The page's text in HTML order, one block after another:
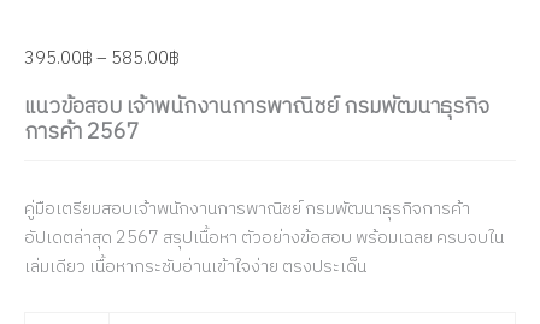
395.00฿– 585.00฿
แนวข้อสอบ เจ้าพนักงานการพาณิชย์ กรมพัฒนาธุรกิจ
การค้า 2567
คู่มือเตรียมสอบเจ้าพนักงานการพาณิชย์ กรมพัฒนาธุรกิจการค้า
อัปเดตล่าสุด 2567 สรุปเนื้อหา ตัวอย่างข้อสอบ พร้อมเฉลย ครบจบใน
เล่มเดียว เนื้อหากระชับอ่านเข้าใจง่าย ตรงประเด็น
2567